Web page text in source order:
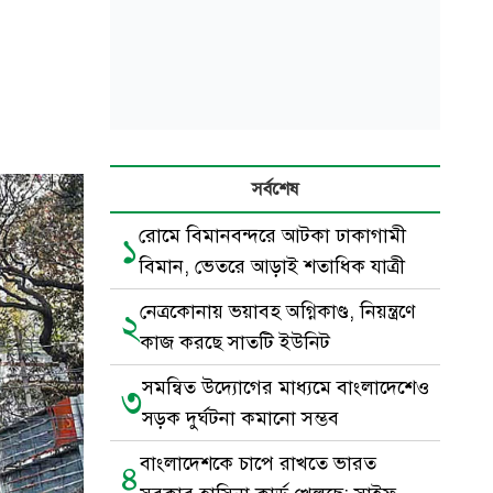
সর্বশেষ
১রোমে বিমানবন্দরে আটকা ঢাকাগামী
বিমান, ভেতরে আড়াই শতাধিক যাত্রী
২নেত্রকোনায় ভয়াবহ অগ্নিকাণ্ড, নিয়ন্ত্রণে
কাজ করছে সাতটি ইউনিট
৩সমন্বিত উদ্যোগের মাধ্যমে বাংলাদেশেও
সড়ক দুর্ঘটনা কমানো সম্ভব
৪বাংলাদেশকে চাপে রাখতে ভারত